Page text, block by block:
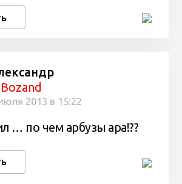
Bozand
2013 в 15:22
… по чем арбузы ара!??